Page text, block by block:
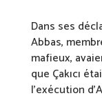
Dans ses
Abbas,
mafieux,
que Çakıcı
l’exécution